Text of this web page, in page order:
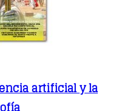
artificial y la